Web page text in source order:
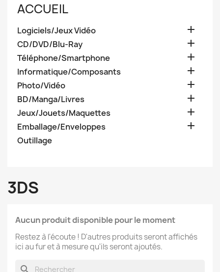
ACCUEIL
Logiciels/Jeux Vidéo 
CD/DVD/Blu-Ray 
Téléphone/Smartphone 
Informatique/Composants 
Photo/Vidéo 
BD/Manga/Livres 
Jeux/Jouets/Maquettes 
Emballage/Enveloppes 
Outillage
3DS
Aucun produit disponible pour le moment
Restez à l'écoute ! D'autres produits seront affichés
ici au fur et à mesure qu'ils seront ajoutés.
search